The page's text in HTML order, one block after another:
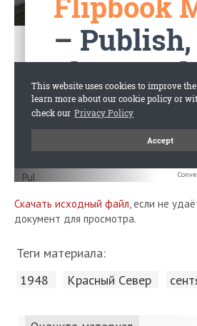
Скачать исходный файл, если не
документ для просмотра.
Теги материала:
1948 Красный Cевер